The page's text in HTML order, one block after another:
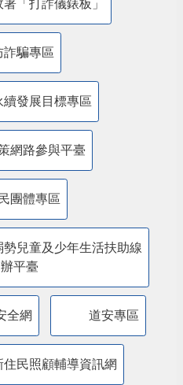
「打詐儀錶板」
詐騙專區
續發展目標專區
網路參與平臺
團體專區
兒童及少年生活扶助線
辦平臺
全網 道安專區
民照顧輔導資訊網